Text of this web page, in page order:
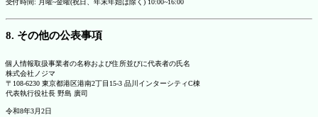
受付時間: 月曜~金曜(祝日、年末年始は除く) 10:00~16:00
8. その他の公表事項
個人情報取扱事業者の名称および住所並びに代表者の氏名
株式会社ノジマ
〒108-6230 東京都港区港南2丁目15-3 品川インターシティC棟
代表執行役社長 野島 廣司
令和8年3月2日